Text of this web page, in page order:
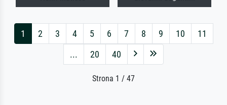
1 2 3 4 5 6 7 8 9 10
11
...
20 40
Strona 1 / 47